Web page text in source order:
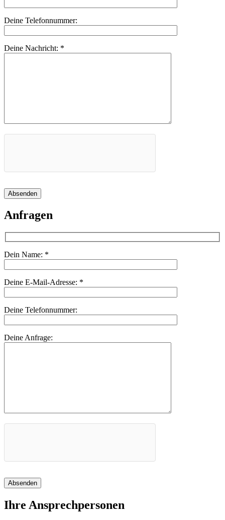
Deine Telefonnummer:
Deine Nachricht: *
Absenden
Anfragen
Dein Name: *
Deine E-Mail-Adresse: *
Deine Telefonnummer:
Deine Anfrage:
Absenden
Ihre Ansprechpersonen